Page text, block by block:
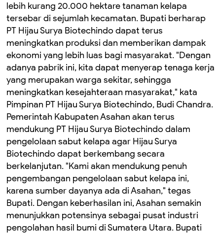
lebih kurang 20.000 hektare tanaman kelapa
tersebar di sejumlah kecamatan. Bupati berharap
PT Hijau Surya Biotechindo dapat terus
meningkatkan produksi dan memberikan dampak
ekonomi yang lebih luas bagi masyarakat. "Dengan
adanya pabrik ini, kita dapat menyerap tenaga kerja
yang merupakan warga sekitar, sehingga
meningkatkan kesejahteraan masyarakat," kata
Pimpinan PT Hijau Surya Biotechindo, Budi Chandra.
Pemerintah Kabupaten Asahan akan terus
mendukung PT Hijau Surya Biotechindo dalam
pengelolaan sabut kelapa agar Hijau Surya
Biotechindo dapat berkembang secara
berkelanjutan. "Kami akan mendukung penuh
pengembangan pengelolaan sabut kelapa ini,
karena sumber dayanya ada di Asahan," tegas
Bupati. Dengan keberhasilan ini, Asahan semakin
menunjukkan potensinya sebagai pusat industri
pengolahan hasil bumi di Sumatera Utara. Bupati